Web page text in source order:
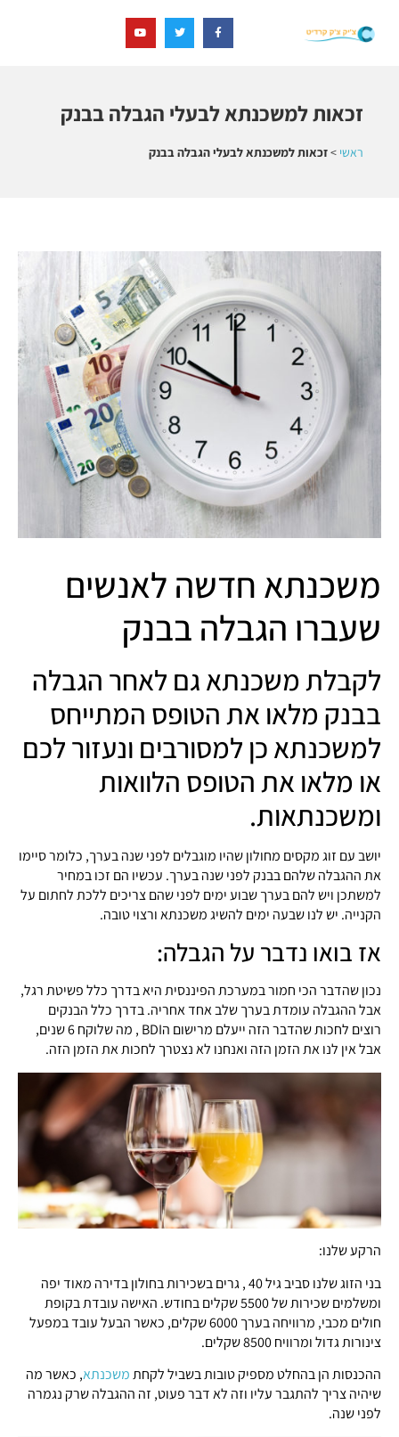
זכאות למשכנתא לבעלי הגבלה בבנק
ראשי >זכאות למשכנתא לבעלי הגבלה בבנק
משכנתא חדשה לאנשים
שעברו הגבלה בבנק
לקבלת משכנתא גם לאחר הגבלה
בבנק מלאו את הטופס המתייחס
למשכנתא כן למסורבים ונעזור לכם
או מלאו את הטופס הלוואות
ומשכנתאות.
יושב עם זוג מקסים מחולון שהיו מוגבלים לפני שנה בערך, כלומר סיימו
את ההגבלה שלהם בבנק לפני שנה בערך. עכשיו הם זכו במחיר
למשתכן ויש להם בערך שבוע ימים לפני שהם צריכים ללכת לחתום על
הקנייה. יש לנו שבעה ימים להשיג משכנתא ורצוי טובה.
אז בואו נדבר על הגבלה:
נכון שהדבר הכי חמור במערכת הפיננסית היא בדרך כלל פשיטת רגל,
אבל ההגבלה עומדת בערך שלב אחד אחריה. בדרך כלל הבנקים
רוצים לחכות שהדבר הזה ייעלם מרישום הBDI , מה שלוקח 6 שנים,
אבל אין לנו את הזמן הזה ואנחנו לא נצטרך לחכות את הזמן הזה.
הרקע שלנו:
בני הזוג שלנו סביב גיל 40 , גרים בשכירות בחולון בדירה מאוד יפה
ומשלמים שכירות של 5500 שקלים בחודש. האישה עובדת בקופת
חולים מכבי, מרוויחה בערך 6000 שקלים, כאשר הבעל עובד במפעל
צינורות גדול ומרוויח 8500 שקלים.
ההכנסות הן בהחלט מספיק טובות בשביל לקחתמשכנתא, כאשר מה
שיהיה צריך להתגבר עליו וזה לא דבר פעוט, זה ההגבלה שרק נגמרה
לפני שנה.